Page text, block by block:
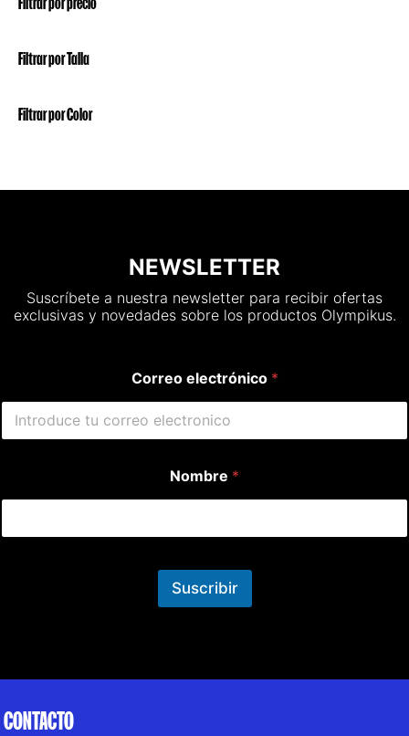
Filtrar por Talla
Filtrar por Color
NEWSLETTER
Suscríbete a nuestra newsletter para recibir ofertas
exclusivas y novedades sobre los productos Olympikus.
Correo electrónico *
Nombre *
Suscribir
CONTACTO